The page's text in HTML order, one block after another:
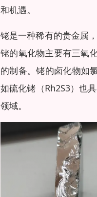
和机遇。
铑是一种稀有的贵金属
铑的氧化物主要有三氧
的制备。铑的卤化物如
如硫化铑（Rh2S3）也
领域。